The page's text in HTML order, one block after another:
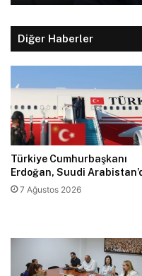
Diğer Haberler
Türkiye Cumhurbaşkanı
Erdoğan, Suudi
7 Ağustos 2026